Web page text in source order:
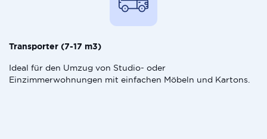
Transporter (7-17 m3)
Ideal für den Umzug von Studio- oder
Einzimmerwohnungen mit einfachen Möbeln und Kartons.